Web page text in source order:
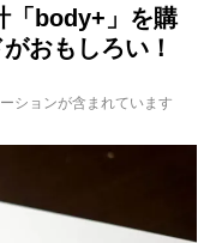
「body+」を購
おもしろい！
ションが含まれています